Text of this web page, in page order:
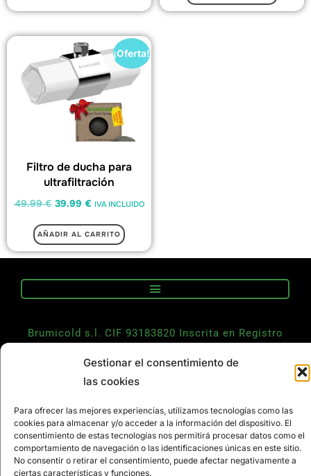
Gestionar el consentimiento de
las cookies
Para ofrecer las mejores experiencias, utilizamos tecnologías como las
cookies para almacenar y/o acceder a la información del dispositivo. El
consentimiento de estas tecnologías nos permitirá procesar datos como el
comportamiento de navegación o las identificaciones únicas en este sitio.
No consentir o retirar el consentimiento, puede afectar negativamente a
ciertas características y funciones.
¡Oferta!
Filtro de ducha para
ultrafiltración
49.99€ 39.99 € IVA INCLUIDO
AÑADIR AL CARRITO
Brumicold s.l. CIF 93183820 Inscrita en Registro
113376 inscripción 1
CONTACTO